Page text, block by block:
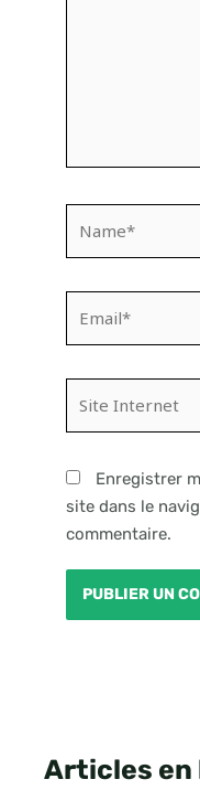
Internet
Enregistrer
site dans le
commentaire.
Articles en